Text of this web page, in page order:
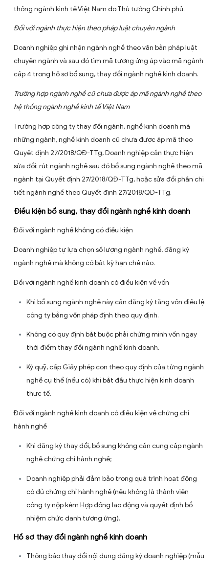
thành lập công ty, khi bổ sung, thay đổi ngành nghề kinh
doanh, doanh nghiệp cần thực hiện áp mã ngành cấp 4
với ngành nghề được quy định trong mã ngành kinh tế
thống ngành kinh tế Việt Nam do Thủ tướng Chính phủ.
Doanh nghiệp ghi nhận ngành nghề theo văn bản pháp
chuyên ngành và sau đó tìm mã tương ứng áp vào mã
cấp 4 trong hồ sơ bổ sung, thay đổi ngành nghề kinh
Trường hợp ngành nghề cũ chưa được áp mã ngành nghề
hệ thống ngành nghề kinh tế Việt Nam
Trường hợp công ty thay đổi ngành, nghề kinh doanh
những ngành, nghề kinh doanh cũ chưa được áp mã
Quyết định 27/2018/QĐ-TTg, Doanh nghiệp cần thực
sửa đổi: rút ngành nghề sau đó bổ sung ngành nghề
tiết ngành nghề theo Quyết định 27/2018/QĐ-TTg.
Điều kiện bổ sung, thay đổi ngành nghề kinh
Đối với ngành nghề không có điều kiện
Doanh nghiệp tự lựa chọn số lượng ngành nghề, đăng
ngành nghề mà không có bất kỳ hạn chế nào.
Đối với ngành nghề kinh doanh có điều kiện về vốn
công ty bằng vốn pháp định theo quy định.
Không có quy định bắt buộc phải chứng minh vốn
thời điểm thay đổi ngành nghề kinh doanh.
Ký quỹ, cấp Giấy phép con theo quy định của từng
thực tế.